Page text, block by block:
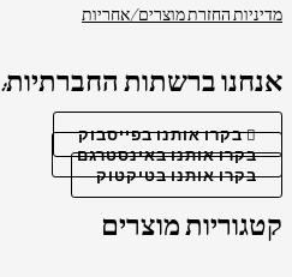
מדיניות החזרת מוצרים/אחריות
אנחנו ברשתות החברתיות:
בקרו אותנו בפייסבוק
בקרו אותנו באינסטרגם
בקרו אותנו בטיקטוק
קטגוריות מוצרים